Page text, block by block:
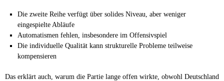
Die zweite Reihe verfügt über solides Niveau, aber weniger
eingespielte Abläufe
Automatismen fehlen, insbesondere im Offensivspiel
Die individuelle Qualität kann strukturelle Probleme teilweise
kompensieren
Das erklärt auch, warum die Partie lange offen wirkte, obwohl Deutschland